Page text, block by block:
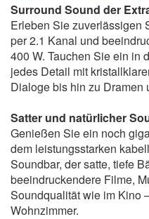
Surround Sound der
Erleben Sie zuverlässigen
per 2.1 Kanal und
400 W. Tauchen Sie ein in
jedes Detail mit
Dialoge bis hin zu Dramen
Satter und natürlicher
Genießen Sie ein noch
dem leistungsstarken
Soundbar, der satte, tiefe
beeindruckendere Filme,
Soundqualität wie im Kino
Wohnzimmer.